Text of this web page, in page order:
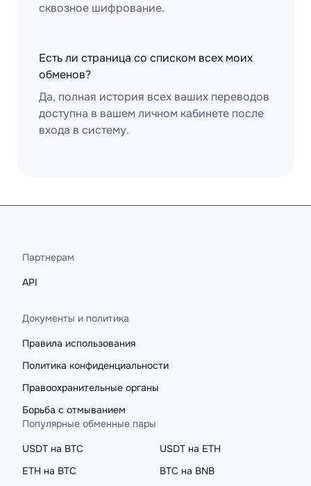
сквозное шифрование.
Есть ли страница со списком всех моих
обменов?
Да, полная история всех ваших переводов
доступна в вашем личном кабинете после
входа в систему.
Партнерам
API
Документы и политика
Правила использования
Политика конфиденциальности
Правоохранительные органы
Борьба с отмыванием
Популярные обменные пары
USDT на BTC
USDT на ETH
ETH на BTC
BTC на BNB